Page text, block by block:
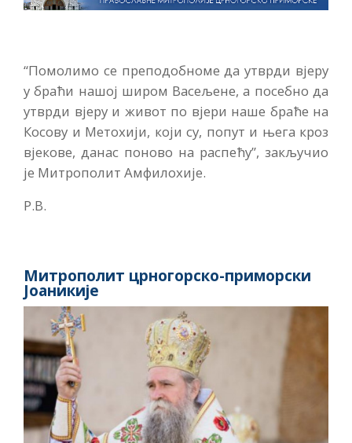
“Помолимо се преподобноме да утврди вјеру
у браћи нашој широм Васељене, а посебно да
утврди вјеру и живот по вјери наше браће на
Косову и Метохији, који су, попут и њега кроз
вјекове, данас поново на распећу”, закључио
је Митрополит Амфилохије.
Р.В.
Митрополит црногорско-приморски
Јоаникије